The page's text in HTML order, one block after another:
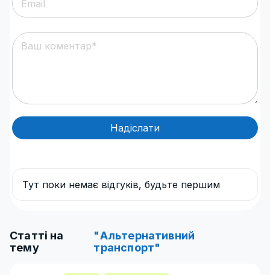
Надіслати
Тут поки немає відгуків, будьте першим
Статті на
тему
"Альтернативний
транспорт"